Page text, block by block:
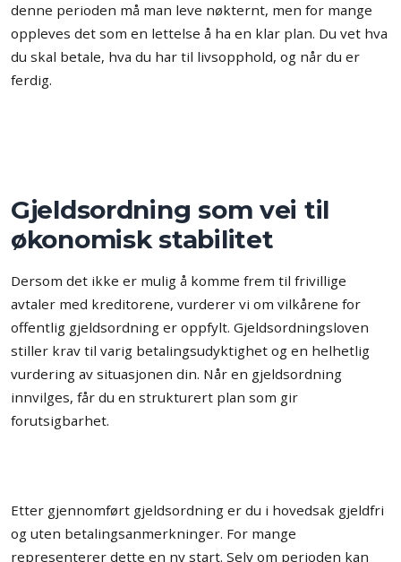
denne perioden må man leve nøkternt, men for mange
oppleves det som en lettelse å ha en klar plan. Du vet hva
du skal betale, hva du har til livsopphold, og når du er
ferdig.
Gjeldsordning som vei til
økonomisk stabilitet
Dersom det ikke er mulig å komme frem til frivillige
avtaler med kreditorene, vurderer vi om vilkårene for
offentlig gjeldsordning er oppfylt. Gjeldsordningsloven
stiller krav til varig betalingsudyktighet og en helhetlig
vurdering av situasjonen din. Når en gjeldsordning
innvilges, får du en strukturert plan som gir
forutsigbarhet.
Etter gjennomført gjeldsordning er du i hovedsak gjeldfri
og uten betalingsanmerkninger. For mange
representerer dette en ny start. Selv om perioden kan